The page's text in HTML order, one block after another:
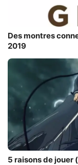
Des montres
2019
5 raisons de jouer